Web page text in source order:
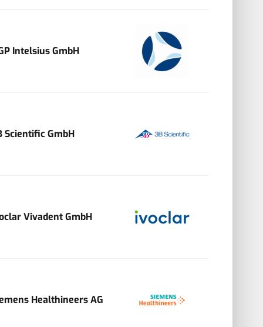
Intelsius GmbH
Scientific GmbH
Vivadent GmbH
Healthineers AG